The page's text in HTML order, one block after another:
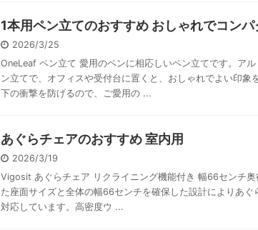
1本用ペン立てのおすすめ おしゃれでコンパ
2026/3/25
OneLeaf ペン立て 愛用のペンに相応しいペン立てです。ア
ン立てで、オフィスや受付台に置くと、おしゃれでよい印象
下の衝撃を防げるので、ご愛用の ...
あぐらチェアのおすすめ 室内用
2026/3/19
Vigosit あぐらチェア リクライニング機能付き 幅66センチ
た座面サイズと全体の幅66センチを確保した設計によりあぐ
対応しています。高密度ウ ...